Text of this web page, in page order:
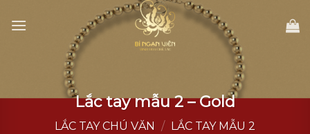
Lắc tay mẫu 2 – Gold
LẮC TAY CHÚ VĂN / LẮC TAY MẪU 2